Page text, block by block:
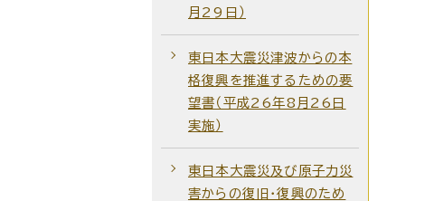
月29日）
東日本大震災津波からの本
格復興を推進するための要
望書（平成26年8月26日
実施）
東日本大震災及び原子力災
害からの復旧・復興のため